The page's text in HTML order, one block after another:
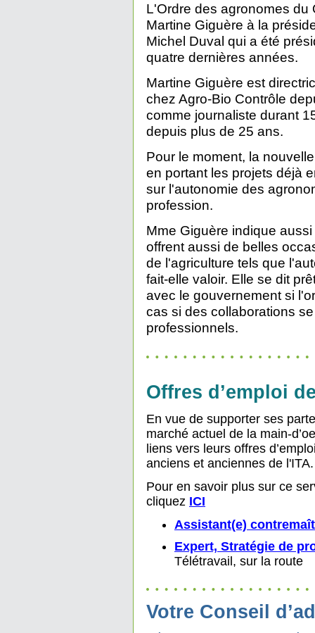
L'Ordre des agronomes
Martine Giguère à la
Michel Duval qui a été
quatre dernières années.
Martine Giguère est
chez Agro-Bio Contrôle
comme journaliste durant
depuis plus de 25 ans.
Pour le moment, la
en portant les projets déjà
sur l'autonomie des
profession.
Mme Giguère indique
offrent aussi de belles
de l'agriculture tels que
fait-elle valoir. Elle se dit
avec le gouvernement si
cas si des collaborations
professionnels.
Offres d’emploi
En vue de supporter ses
marché actuel de la main-
liens vers leurs offres
anciens et anciennes de l'ITA.
Pour en savoir plus sur ce
cliquez ICI
Assistant(e)
Expert, Stratégie de
Télétravail, sur la route
Votre Conseil